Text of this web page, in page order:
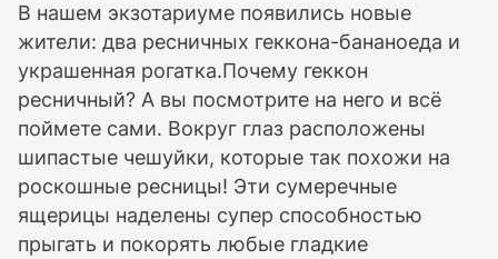
В нашем экзотариуме появились новые
жители: два ресничных геккона-бананоеда и
украшенная рогатка.Почему геккон
ресничный? А вы посмотрите на него и всё
поймете сами. Вокруг глаз расположены
шипастые чешуйки, которые так похожи на
роскошные ресницы! Эти сумеречные
ящерицы наделены супер способностью
прыгать и покорять любые гладкие